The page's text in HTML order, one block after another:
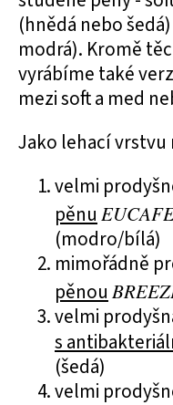
(hnědá nebo
modrá). Kromě
vyrábíme také
mezi soft a med
Jako lehací
velmi
pěnu
(modro/bílá)
mimořádně
pěnou
velmi
s
(šedá)
velmi